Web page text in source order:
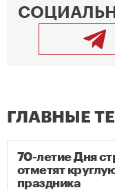
ГЛАВНЫЕ
70-летие Дня
отметят
праздника